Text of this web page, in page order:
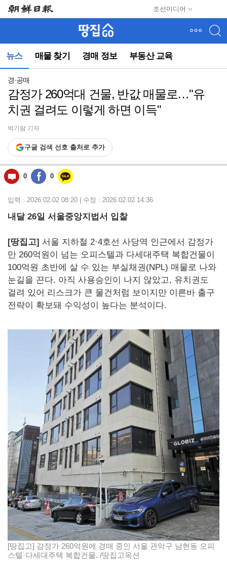
조선미디어
뉴스 매물 찾기 경매 정보 부동산 교육
뉴
(컨
동)
경·공매
감정가 260억대 건물, 반값 매물로…"유
치권 걸려도 이렇게 하면 이득"
박기람 기자
구글 검색 선호 출처로 추가
0 0
입력 : 2026.02.02 08:20 | 수정 : 2026.02.02 14:36
내달 26일 서울중앙지법서 입찰
[땅집고] 서울 지하철 2·4호선 사당역 인근에서 감정가
만 260억원이 넘는 오피스텔과 다세대주택 복합건물이
100억원 초반에 살 수 있는 부실채권(NPL) 매물로 나와
눈길을 끈다. 아직 사용승인이 나지 않았고, 유치권도
걸려 있어 리스크가 큰 물건처럼 보이지만 이른바 출구
전략이 확보돼 수익성이 높다는 분석이다.
[땅집고] 감정가 260억원에 경매 중인 서울 관악구 남현동 오피
스텔·다세대주택 복합건물. /땅집고옥션